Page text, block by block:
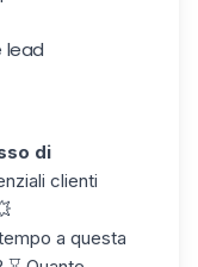
lead
di
clienti
a questa